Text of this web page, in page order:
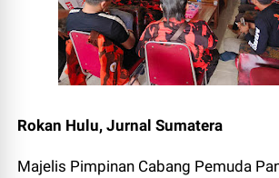
Rokan Hulu, Jurnal Sumatera
Majelis Pimpinan Cabang Pemuda